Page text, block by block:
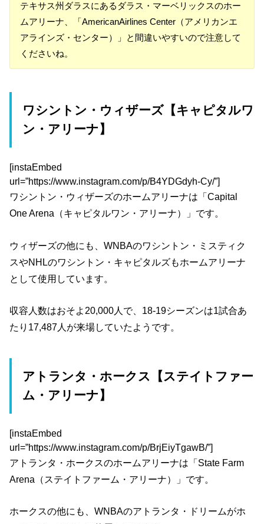
テキサス州ダラスにあるダラス・マーベリックスのホー
ムアリーナ、「AmericanAirlines Center（アメリカンエ
アラインズ・センター）」と間違いやすいので注意して
くださいね。
ワシントン・ウィザーズ【キャピタルワ
ン・アリーナ】
[instaEmbed
url=”https://www.instagram.com/p/B4YDGdyh-Cy/”]
ワシントン・ウィザーズのホームアリーナは「Capital
One Arena（キャピタルワン・アリーナ）」です。
ウィザーズの他にも、WNBAのワシントン・ミスティク
スやNHLのワシントン・キャピタルズもホームアリーナ
として使用しています。
収容人数はおそよ20,000人で、18-19シーズンは1試合あ
たり17,487人が来場していたようです。
アトランタ・ホークス【ステイトファー
ム・アリーナ】
[instaEmbed
url=”https://www.instagram.com/p/BrjEiyTgawB/”]
アトランタ・ホークスのホームアリーナは「State Farm
Arena（ステイトファーム・アリーナ）」です。
ホークスの他にも、WNBAのアトランタ・ドリームがホ